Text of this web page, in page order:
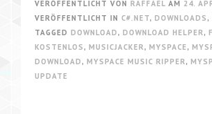
VERÖFFENTLICHT VON RAFFAEL AM 24.
VERÖFFENTLICHT IN C#.NET, DOWNLOADS ,
TAGGED DOWNLOAD , DOWNLOAD HELPER,
KOSTENLOS , MUSICJACKER, MYSPACE ,
DOWNLOAD , MYSPACE MUSIC RIPPER,
UPDATE